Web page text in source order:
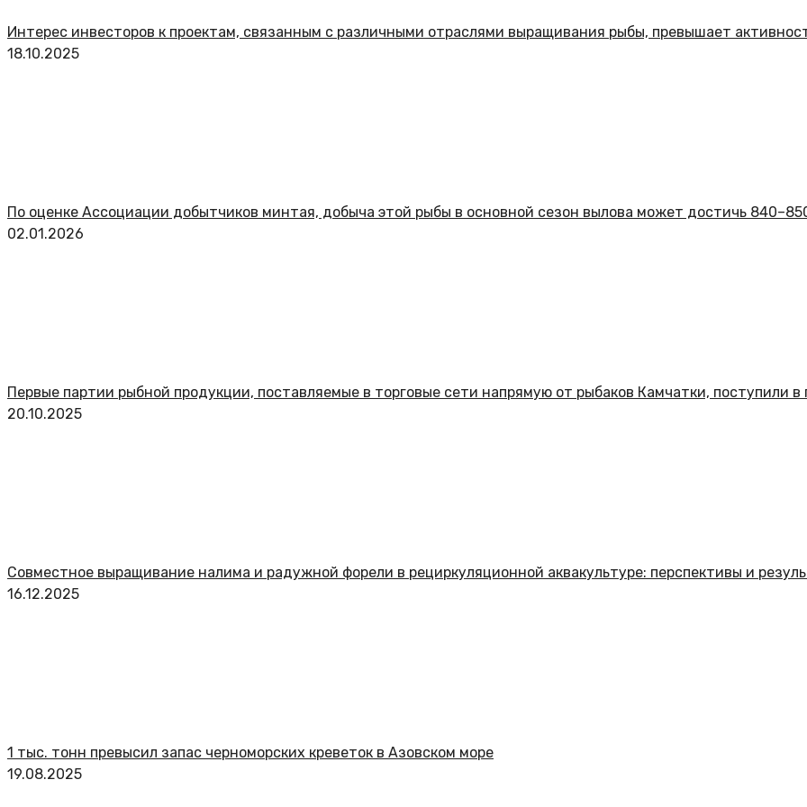
Интерес инвесторов к проектам, связанным с различными отраслями выращивания рыбы, превышает
18.10.2025
По оценке Ассоциации добытчиков минтая, добыча этой рыбы в основной сезон вылова может достичь
02.01.2026
Первые партии рыбной продукции, поставляемые в торговые сети напрямую от рыбаков Камчатки, поступили
20.10.2025
Совместное выращивание налима и радужной форели в рециркуляционной аквакультуре: перспективы и
16.12.2025
1 тыс. тонн превысил запас черноморских креветок в Азовском море
19.08.2025